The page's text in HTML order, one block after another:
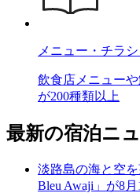
メニュー・チラシ
飲食店メニュー
が200種類以上
最新の宿泊ニ
淡路島の海と空
Bleu Awaji」が8